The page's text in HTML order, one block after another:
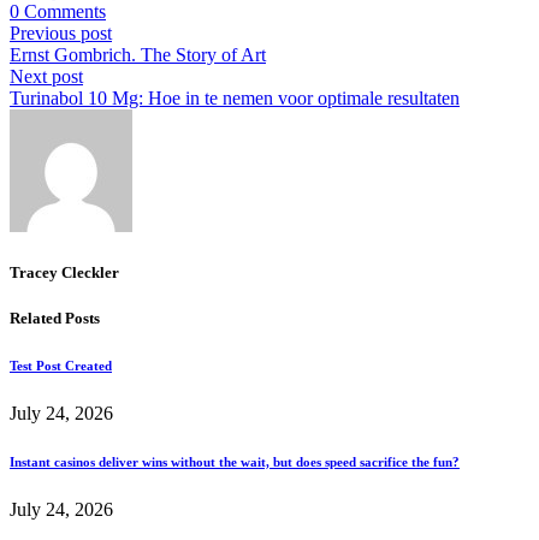
0 Comments
Previous post
Ernst Gombrich. The Story of Art
Next post
Turinabol 10 Mg: Hoe in te nemen voor optimale resultaten
Tracey Cleckler
Related Posts
Test Post Created
July 24, 2026
Instant casinos deliver wins without the wait, but does speed sacrifice the fun?
July 24, 2026